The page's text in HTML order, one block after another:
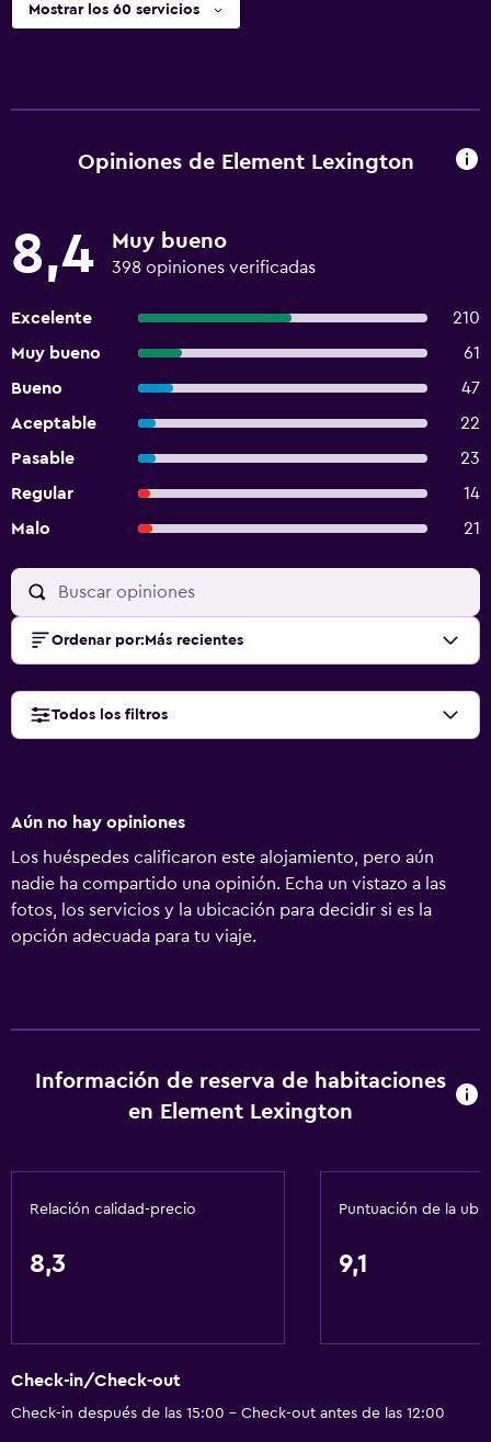
Mostrar los 60 servicios
Opiniones de Element Lexington
8,4 Muy bueno
398 opiniones verificadas
Excelente
210
Muy bueno
61
Bueno
47
Aceptable
22
Pasable
23
Regular
14
Malo
21
Ordenar por: Más recientes
Todos los filtros
Aún no hay opiniones
Los huéspedes calificaron este alojamiento, pero aún
nadie ha compartido una opinión. Echa un vistazo a las
fotos, los servicios y la ubicación para decidir si es la
opción adecuada para tu viaje.
Información de reserva de habitaciones
en Element Lexington
Relación calidad-precio
8,3
Puntuación de la
9,1
Check-in/Check-out
Check-in después de las 15:00 - Check-out antes de las 12:00